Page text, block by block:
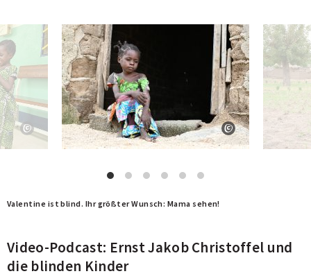
Valentine ist blind. Ihr größter Wunsch: Mama sehen!
Video-Podcast: Ernst Jakob Christoffel und
die blinden Kinder